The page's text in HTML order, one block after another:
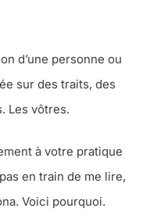
d’une personne ou
sur des traits, des
Les vôtres.
à votre pratique
en train de me lire,
Voici pourquoi.